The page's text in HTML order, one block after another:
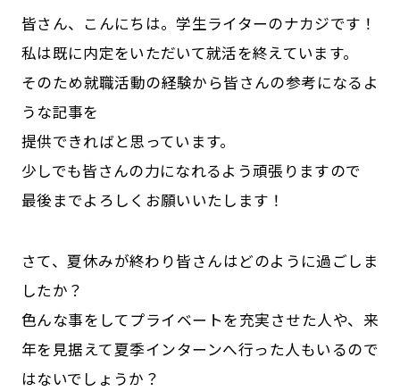
記事一覧
インタツアー活用法
LINE登録
運営会社
お問い合わせ
プライバシーポリシー
公式SNSはこちら
皆さん、こんにちは。学生ライターのナカジです！
私は既に内定をいただいて就活を終えています。
そのため就職活動の経験から皆さんの参考になるよ
うな記事を
提供できればと思っています。
少しでも皆さんの力になれるよう頑張りますので
最後までよろしくお願いいたします！
さて、夏休みが終わり皆さんはどのように過ごしま
したか？
色んな事をしてプライベートを充実させた人や、来
年を見据えて夏季インターンへ行った人もいるので
はないでしょうか？